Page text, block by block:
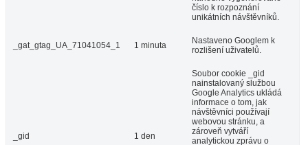
číslo k rozpoznání
unikátních návštěvníků.
_gat_gtag_UA_71041054_1 1 minuta
Nastaveno Googlem k
rozlišení uživatelů.
_gid 1 den
Soubor cookie _gid
nainstalovaný službou
Google Analytics ukládá
informace o tom, jak
návštěvníci používají
webovou stránku, a
zároveň vytváří
analytickou zprávu o